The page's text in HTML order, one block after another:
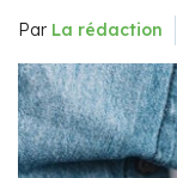
Par La rédaction